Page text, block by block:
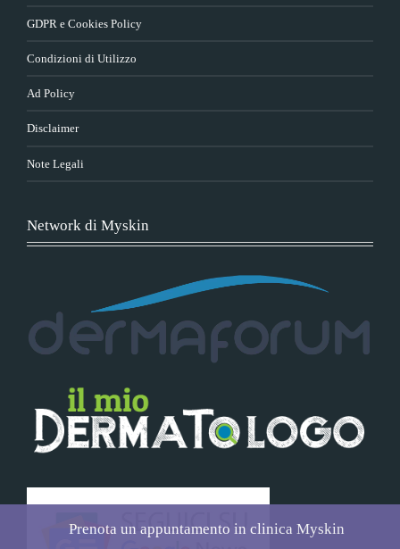
GDPR e Cookies Policy
Condizioni di Utilizzo
Ad Policy
Disclaimer
Note Legali
Network di Myskin
Prenota un appuntamento in clinica Myskin